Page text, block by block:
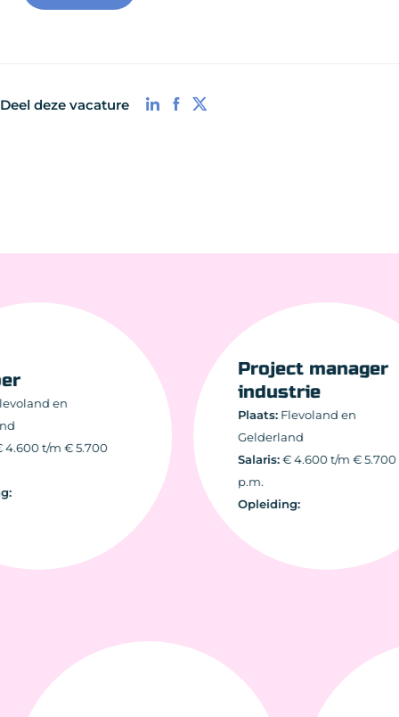
Deel deze vacature
en
t/m € 5.700
Project manager
industrie
Plaats:Flevoland en
Gelderland
Salaris:€ 4.600 t/m € 5.700
p.m.
Opleiding: